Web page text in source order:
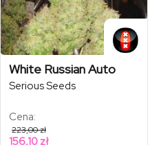
White Russian Auto
Serious Seeds
Cena:
223,00zł
156,10 zł